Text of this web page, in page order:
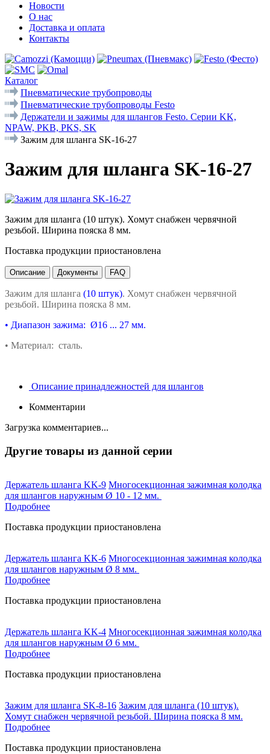
Новости
О нас
Доставка и оплата
Контакты
Каталог
Пневматические трубопроводы
Пневматические трубопроводы Festo
Держатели и зажимы для шлангов Festo. Серии KK,
NPAW, PKB, PKS, SK
Зажим для шланга SK-16-27
Зажим для шланга SK-16-27
Зажим для шланга (10 штук). Хомут снабжен червячной
резьбой. Ширина пояска 8 мм.
Поставка продукции приостановлена
Описание Документы FAQ
Зажим для шланга (10 штук). Хомут снабжен червячной
резьбой. Ширина пояска 8 мм.
• Диапазон зажима: Ø16 ... 27 мм.
• Материал: сталь.
Описание принадлежностей для шлангов
Комментарии
Загрузка комментариев...
Другие товары из данной серии
Держатель шланга KK-9 Многосекционная зажимная колодка
для шлангов наружным Ø 10 - 12 мм.
Подробнее
Поставка продукции приостановлена
Держатель шланга KK-6 Многосекционная зажимная колодка
для шлангов наружным Ø 8 мм.
Подробнее
Поставка продукции приостановлена
Держатель шланга KK-4 Многосекционная зажимная колодка
для шлангов наружным Ø 6 мм.
Подробнее
Поставка продукции приостановлена
Зажим для шланга SK-8-16 Зажим для шланга (10 штук).
Хомут снабжен червячной резьбой. Ширина пояска 8 мм.
Подробнее
Поставка продукции приостановлена